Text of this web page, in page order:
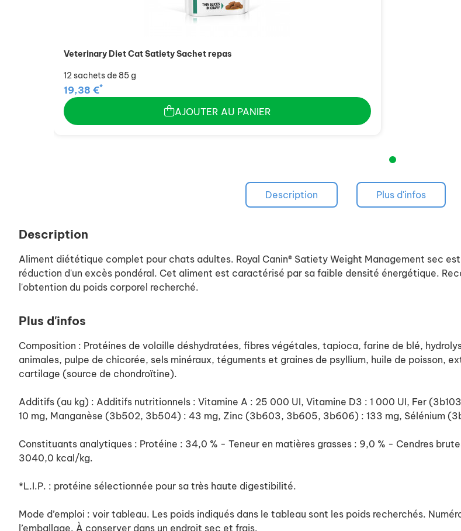
Veterinary Diet Cat Satiety Sachet repas
12 sachets de 85 g
19,38 €*
AJOUTER AU PANIER
Description Plus d'infos
Description
Aliment diététique complet pour chats adultes. Royal Canin® Satiety Weight Management sec
réduction d'un excès pondéral. Cet aliment est caractérisé par sa faible densité énergétique.
l'obtention du poids corporel recherché.
Plus d'infos
Composition : Protéines de volaille déshydratées, fibres végétales, tapioca, farine de blé,
animales, pulpe de chicorée, sels minéraux, téguments et graines de psyllium, huile de poisson,
cartilage (source de chondroïtine).
Additifs (au kg) : Additifs nutritionnels : Vitamine A : 25 000 UI, Vitamine D3 : 1 000 UI, Fer
10 mg, Manganèse (3b502, 3b504) : 43 mg, Zinc (3b603, 3b605, 3b606) : 133 mg, Sélénium
Constituants analytiques : Protéine : 34,0 % - Teneur en matières grasses : 9,0 % - Cendres
3040,0 kcal/kg.
*L.I.P. : protéine sélectionnée pour sa très haute digestibilité.
Mode d’emploi : voir tableau. Les poids indiqués dans le tableau sont les poids recherchés.
l’emballage. À conserver dans un endroit sec et frais.